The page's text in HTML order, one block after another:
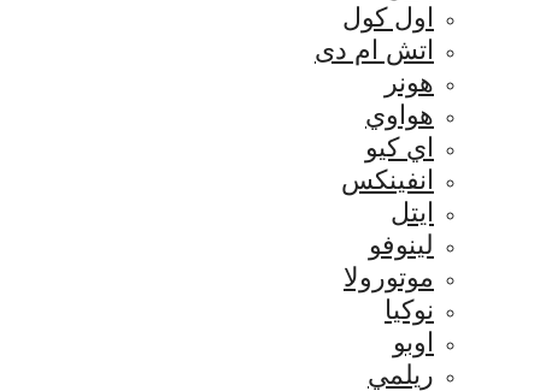
اول كول
اتش ام دى
هونر
هواوي
اي كيو
انفينكس
ايتل
لينوفو
موتورولا
نوكيا
اوبو
ريلمي